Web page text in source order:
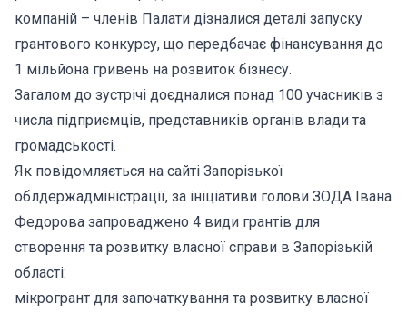
компаній – членів Палати дізналися деталі запуску
грантового конкурсу, що передбачає фінансування до
1 мільйона гривень на розвиток бізнесу.
Загалом до зустрічі доєдналися понад 100 учасників з
числа підприємців, представників органів влади та
громадськості.
Як повідомляється на сайті Запорізької
облдержадміністрації, за ініціативи голови ЗОДА Івана
Федорова запроваджено 4 види грантів для
створення та розвитку власної справи в Запорізькій
області:
мікрогрант для започаткування та розвитку власної